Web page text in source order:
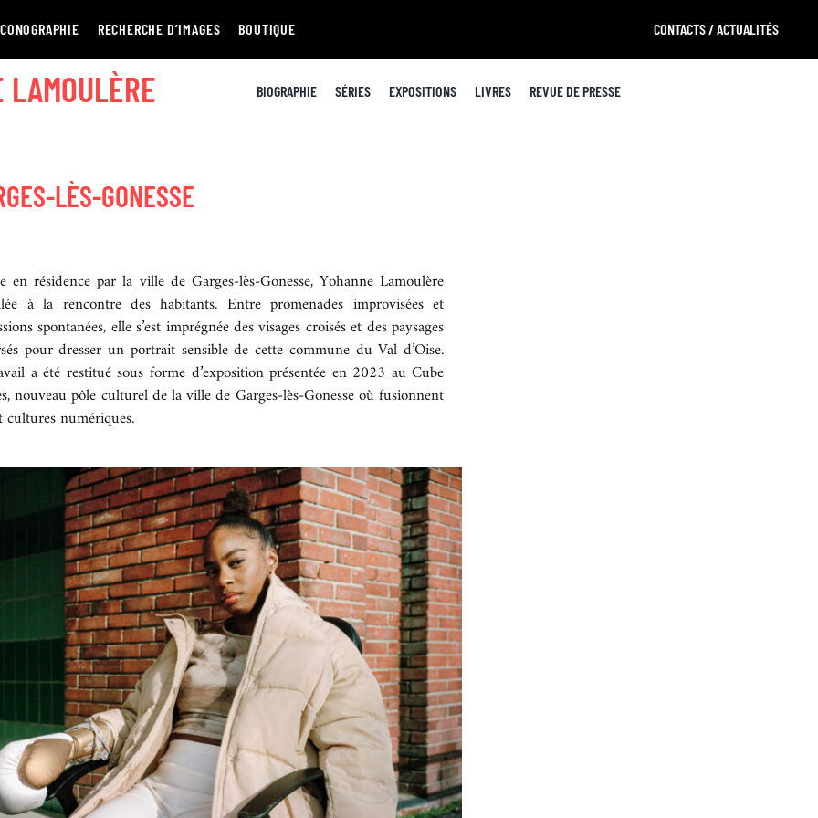
RECHERCHE D’IMAGES BOUTIQUE CONTACTS / ACTUALITÉS
LAMOULÈRE BIOGRAPHIE SÉRIES EXPOSITIONS LIVRES REVUE DE PRESSE
LÈS-GONESSE
en résidence par la ville de Garges-lès-Gonesse, Yohanne Lamoulère
à la rencontre des habitants. Entre promenades improvisées et
spontanées, elle s’est imprégnée des visages croisés et des paysages
pour dresser un portrait sensible de cette commune du Val d’Oise.
a été restitué sous forme d’exposition présentée en 2023 au Cube
nouveau pôle culturel de la ville de Garges-lès-Gonesse où fusionnent
cultures numériques.